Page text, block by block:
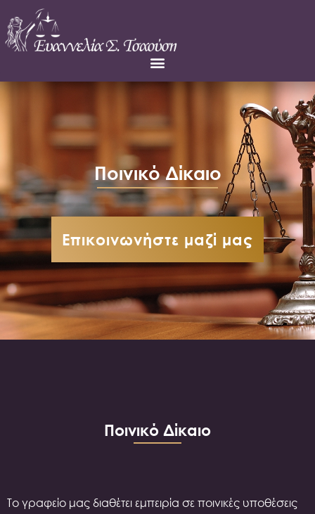
Ποινικό Δίκαιο
Επικοινωνήστε μαζί μας
Ποινικό Δίκαιο
Το γραφείο μας διαθέτει εμπειρία σε ποινικές υποθέσεις